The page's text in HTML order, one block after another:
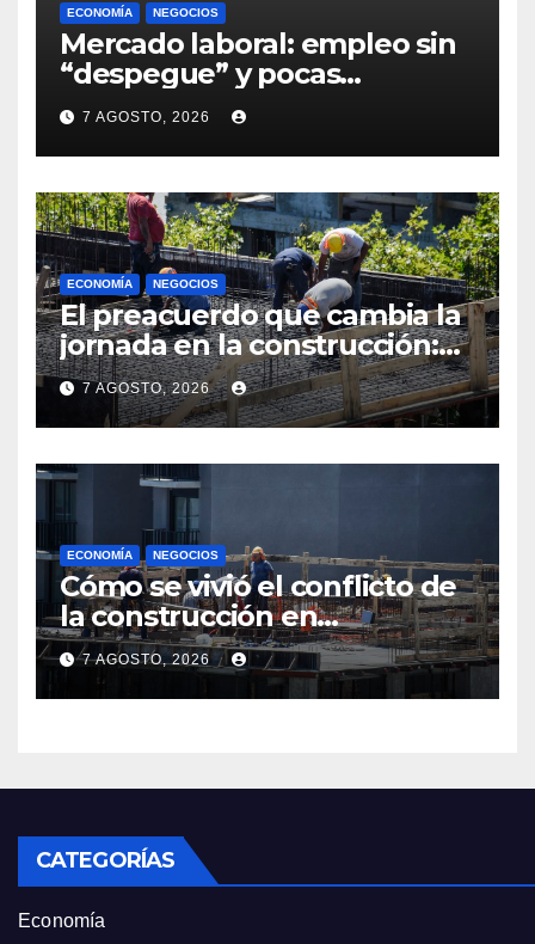
ECONOMÍA NEGOCIOS
Mercado laboral: empleo sin
“despegue” y pocas
expectativas empresariales
sobre aumento de personal
7 AGOSTO, 2026
ECONOMÍA NEGOCIOS
El preacuerdo que cambia la
jornada en la construcción:
menos horas, subas reales y
convenio hasta 2031
7 AGOSTO, 2026
ECONOMÍA NEGOCIOS
Cómo se vivió el conflicto de
la construcción en
Maldonado, un
departamento donde el
sector tiene sus
7 AGOSTO, 2026
CATEGORÍAS
Economía